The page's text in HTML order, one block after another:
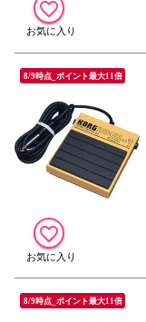
8/9時点_ポイント最大11倍
8/9時点_ポイント最大11倍